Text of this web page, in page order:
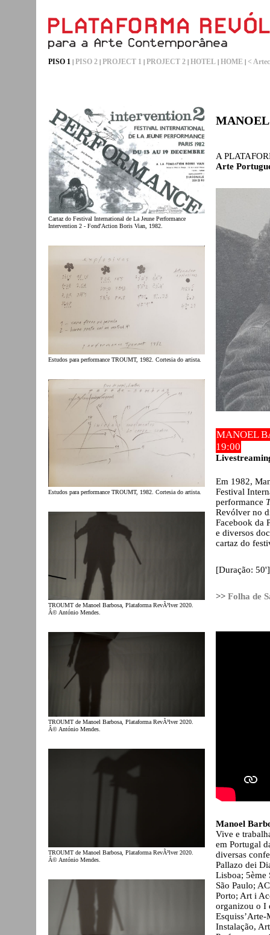
PISO 1 | PISO 2 | PROJECT 1 | PROJECT 2 | HOTEL | HOME | <
Cartaz do Festival International de La Jeune Performance
Intervention 2 - Fond'Action Boris Vian, 1982.
Estudos para performance TROUMT, 1982. Cortesia do artista.
Estudos para performance TROUMT, 1982. Cortesia do artista.
TROUMT de Manoel Barbosa, Plataforma RevÃ³lver 2020.
Â© António Mendes.
TROUMT de Manoel Barbosa, Plataforma RevÃ³lver 2020.
Â© António Mendes.
TROUMT de Manoel Barbosa, Plataforma RevÃ³lver 2020.
Â© António Mendes.
A
Arte
MANOEL
19:00
Em 1982,
Festival
performance
Revólver no
Facebook da
e diversos
cartaz do
[Duração: 50']
>> Folha de
Manoel
Vive e
em Portugal
diversas
Pallazo dei
Lisboa; 5ème
São Paulo;
Porto; Art i
organizou o I
Instalação,